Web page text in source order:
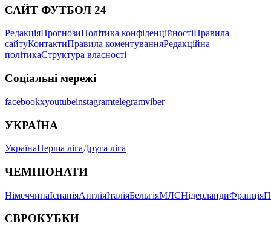
САЙТ ФУТБОЛ 24
РедакціяПрогнозиПолітика конфіденційностіПравила
сайтуКонтактиПравила коментуванняРедакційна
політикаСтруктура власності
Соціальні мережі
facebookxyoutubeinstagramtelegramviber
УКРАЇНА
УкраїнаПерша лігаДруга ліга
ЧЕМПІОНАТИ
НімеччинаІспаніяАнгліяІталіяБельгіяМЛСНідерландиФранція
ЄВРОКУБКИ